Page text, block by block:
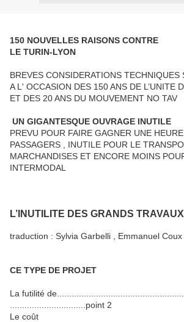
150 NOUVELLES RAISONS CONTRE
LE TURIN-LYON
BREVES CONSIDERATIONS TECHNIQUES
A L' OCCASION DES 150 ANS DE L’UNITE
ET DES 20 ANS DU MOUVEMENT NO TAV
UN GIGANTESQUE OUVRAGE INUTILE
PREVU POUR FAIRE GAGNER UNE
PASSAGERS , INUTILE POUR LE
MARCHANDISES ET ENCORE MOINS
INTERMODAL
L’INUTILITE DES GRANDS TRAVAUX
traduction : Sylvia Garbelli , Emmanuel
CE TYPE DE PROJET
La futilité
...............................point 2
Le coût